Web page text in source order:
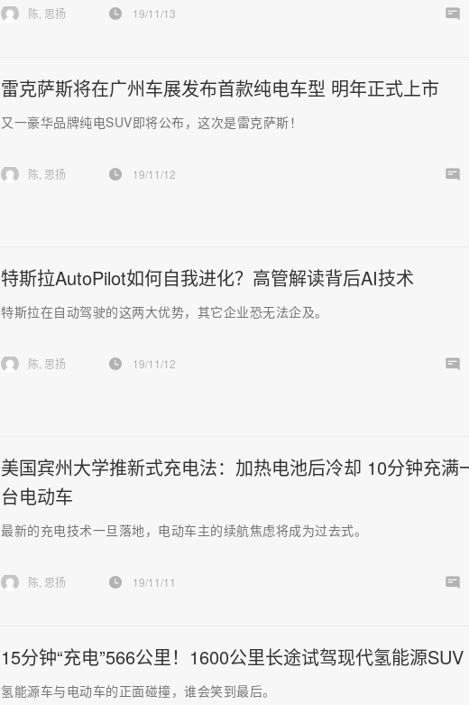
陈, 思扬 19/11/13
雷克萨斯将在广州车展发布首款纯电车型 明年正式上市
又一豪华品牌纯电SUV即将公布，这次是雷克萨斯！
陈, 思扬 19/11/12
特斯拉AutoPilot如何自我进化？高管解读背后AI技术
特斯拉在自动驾驶的这两大优势，其它企业恐无法企及。
陈, 思扬 19/11/12
美国宾州大学推新式充电法：加热电池后冷却 10分钟充满
台电动车
最新的充电技术一旦落地，电动车主的续航焦虑将成为过去式。
陈, 思扬 19/11/11
15分钟“充电”566公里！1600公里长途试驾现代氢能源SUV
氢能源车与电动车的正面碰撞，谁会笑到最后。